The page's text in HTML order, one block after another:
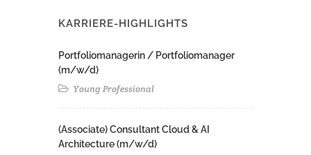
KARRIERE-HIGHLIGHTS
Portfoliomanagerin / Portfoliomanager
(m/w/d)
Young Professional
(Associate) Consultant Cloud & AI
Architecture (m/w/d)​ ​